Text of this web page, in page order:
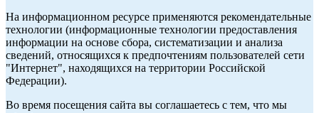
На информационном ресурсе применяются рекомендательные
технологии (информационные технологии предоставления
информации на основе сбора, систематизации и анализа
сведений, относящихся к предпочтениям пользователей сети
"Интернет", находящихся на территории Российской
Федерации).
Во время посещения сайта вы соглашаетесь с тем, что мы